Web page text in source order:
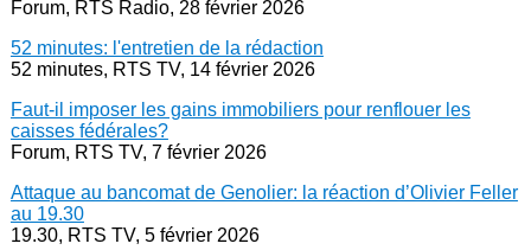
Forum, RTS Radio, 28 février 2026
52 minutes: l'entretien de la rédaction
52 minutes, RTS TV, 14 février 2026
Faut-il imposer les gains immobiliers pour renflouer les
caisses fédérales?
Forum, RTS TV, 7 février 2026
Attaque au bancomat de Genolier: la réaction d’Olivier Feller
au 19.30
19.30, RTS TV, 5 février 2026